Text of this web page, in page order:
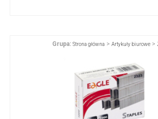
Grupa: Strona główna > Artykuły biurowe>